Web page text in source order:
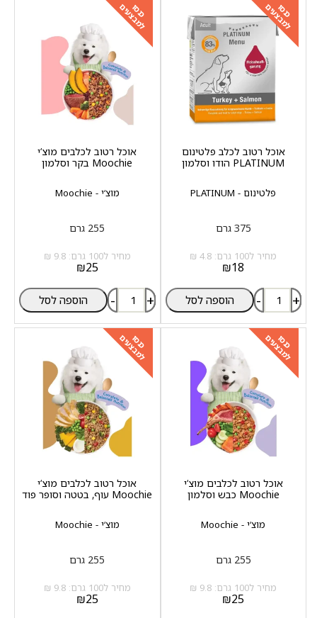
כנסו
למבצעים
פלטינום - PLATINUM
אוכל רטוב לכלב פלטינום
PLATINUM הודו וסלמון
375 גרם
מחיר ל100 גרם: 4.8 ₪
₪18
- + הוספה לסל
כנסו
למבצעים
מוצ‘י - Moochie
אוכל רטוב לכלבים מוצ‘י
Moochie בקר וסלמון
255 גרם
מחיר ל100 גרם: 9.8 ₪
₪25
- + הוספה לסל
כנסו
למבצעים
מוצ‘י - Moochie
אוכל רטוב לכלבים מוצ‘י
Moochie כבש וסלמון
255 גרם
מחיר ל100 גרם: 9.8 ₪
₪25
כנסו
למבצעים
מוצ‘י - Moochie
אוכל רטוב לכלבים מוצ‘י
Moochie עוף, בטטה וסופר פוד
255 גרם
מחיר ל100 גרם: 9.8 ₪
₪25